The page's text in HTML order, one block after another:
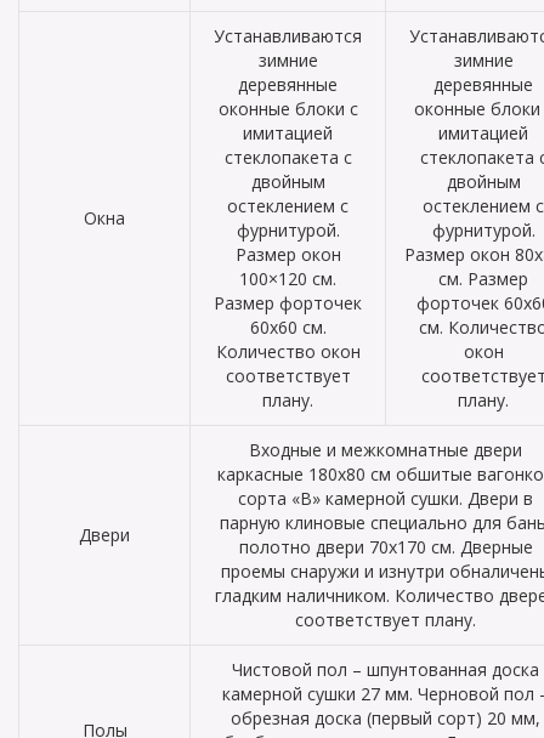
Окна
Устанавливаются
зимние
деревянные
оконные блоки с
имитацией
стеклопакета с
двойным
остеклением с
фурнитурой.
Размер окон
100×120 см.
Размер форточек
60х60 см.
Количество окон
соответствует
плану.
зимние
деревянные
оконные блоки
имитацией
стеклопакета
двойным
остеклением с
фурнитурой.
Размер окон
см. Размер
форточек
см.
окон
плану.
Двери
Входные и межкомнатные двери
каркасные 180х80 см обшитые
сорта «В» камерной сушки. Двери в
парную клиновые специально для
полотно двери 70х170 см. Дверные
проемы снаружи и изнутри
гладким наличником. Количество
соответствует плану.
Полы
Чистовой пол – шпунтованная доска
камерной сушки 27 мм. Черновой пол
обрезная доска (первый сорт) 20 мм,